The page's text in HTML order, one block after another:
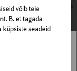
võib teie
B. et tagada
küpsiste seadeid